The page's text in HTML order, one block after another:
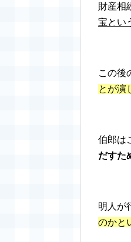
財産相
宝とい
この後
とが演
伯郎は
だすた
明人が
のかと